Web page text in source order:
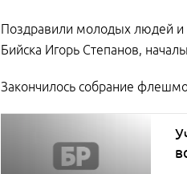
Поздравили молодых людей и
Бийска Игорь Степанов,
Закончилось собрание